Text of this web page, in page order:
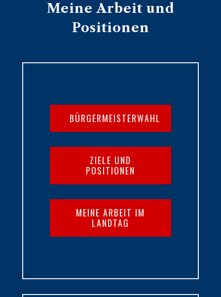
Meine Arbeit und
Positionen
BÜRGERMEISTERWAHL
ZIELE UND
POSITIONEN
MEINE ARBEIT IM
LANDTAG